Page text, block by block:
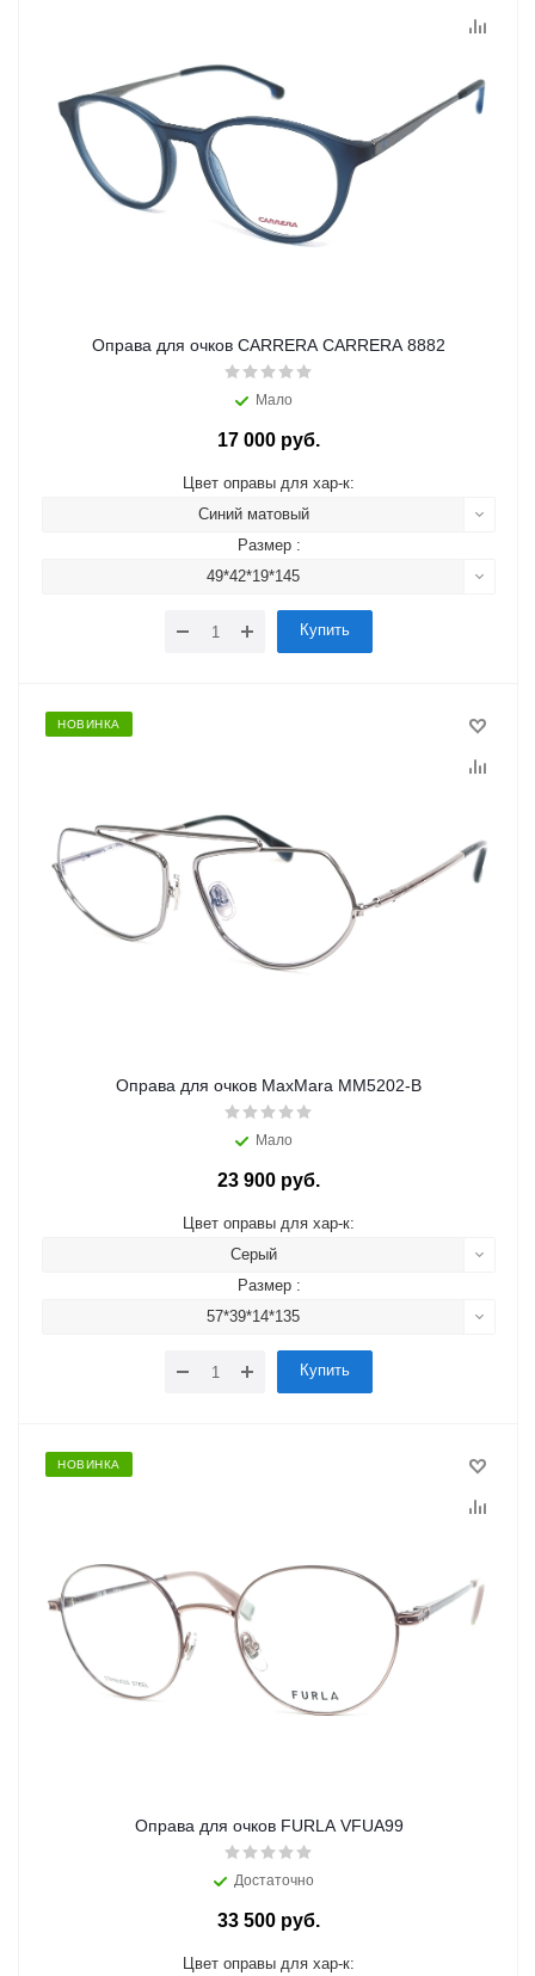
Оправа для очков CARRERA CARRERA 8882
Мало
17 000 руб.
Цвет оправы для хар-к:
Синий матовый
Размер :
49*42*19*145
Купить
НОВИНКА
Оправа для очков MaxMara MM5202-B
Мало
23 900 руб.
Цвет оправы для хар-к:
Серый
Размер :
57*39*14*135
Купить
НОВИНКА
Оправа для очков FURLA VFUA99
Достаточно
33 500 руб.
Цвет оправы для хар-к: